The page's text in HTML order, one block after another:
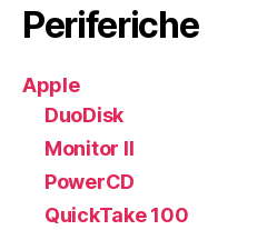
Periferiche
Apple
DuoDisk
Monitor II
PowerCD
QuickTake 100